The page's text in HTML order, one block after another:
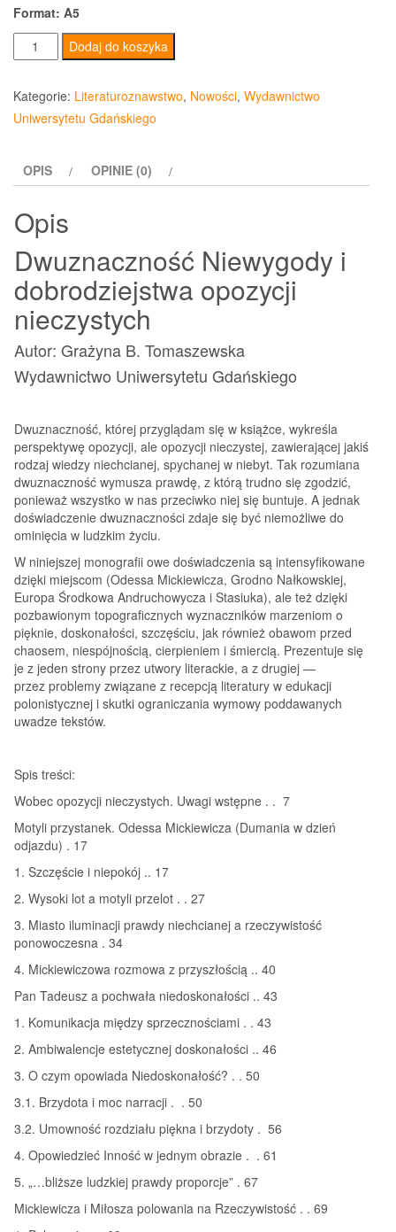
Format: A5
ilość
Dwuznaczność
Niewygody
i
dobrodziejstwa
nieczystych
Dodaj do koszyka
Kategorie: Literaturoznawstwo, Nowości, Wydawnictwo
Uniwersytetu Gdańskiego
OPIS OPINIE (0)
Opis
Dwuznaczność Niewygody i
dobrodziejstwa opozycji
nieczystych
Autor: Grażyna B. Tomaszewska
Wydawnictwo Uniwersytetu Gdańskiego
Dwuznaczność, której przyglądam się w książce, wykreśla
perspektywę opozycji, ale opozycji nieczystej, zawierającej jakiś
rodzaj wiedzy niechcianej, spychanej w niebyt. Tak rozumiana
dwuznaczność wymusza prawdę, z którą trudno się zgodzić,
ponieważ wszystko w nas przeciwko niej się buntuje. A jednak
doświadczenie dwuznaczności zdaje się być niemożliwe do
ominięcia w ludzkim życiu.
W niniejszej monografii owe doświadczenia są intensyfikowane
dzięki miejscom (Odessa Mickiewicza, Grodno Nałkowskiej,
Europa Środkowa Andruchowycza i Stasiuka), ale też dzięki
pozbawionym topograficznych wyznaczników marzeniom o
pięknie, doskonałości, szczęściu, jak również obawom przed
chaosem, niespójnością, cierpieniem i śmiercią. Prezentuje się
je z jeden strony przez utwory literackie, a z drugiej —
przez problemy związane z recepcją literatury w edukacji
polonistycznej i skutki ograniczania wymowy poddawanych
uwadze tekstów.
Spis treści:
Wobec opozycji nieczystych. Uwagi wstępne . . 7
Motyli przystanek. Odessa Mickiewicza (Dumania w dzień
odjazdu) . 17
1. Szczęście i niepokój .. 17
2. Wysoki lot a motyli przelot . . 27
3. Miasto iluminacji prawdy niechcianej a rzeczywistość
ponowoczesna . 34
4. Mickiewiczowa rozmowa z przyszłością .. 40
Pan Tadeusz a pochwała niedoskonałości .. 43
1. Komunikacja między sprzecznościami . . 43
2. Ambiwalencje estetycznej doskonałości .. 46
3. O czym opowiada Niedoskonałość? . . 50
3.1. Brzydota i moc narracji . . 50
3.2. Umowność rozdziału piękna i brzydoty . 56
4. Opowiedzieć Inność w jednym obrazie . . 61
5. „…bliższe ludzkiej prawdy proporcje” . 67
Mickiewicza i Miłosza polowania na Rzeczywistość . . 69